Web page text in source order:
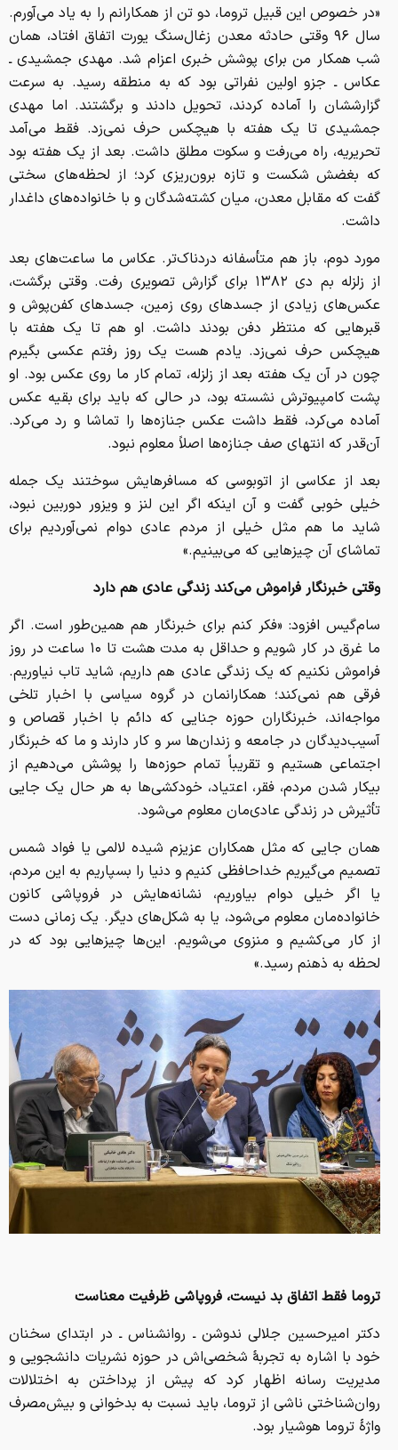
«در خصوص این قبیل تروما، دو تن از همکارانم را به یاد می‌آورم.
سال ۹۶ وقتی حادثه معدن زغال‌سنگ یورت اتفاق افتاد، همان
شب همکار من برای پوشش خبری اعزام شد. مهدی جمشیدی ـ
عکاس ـ جزو اولین نفراتی بود که به منطقه رسید. به سرعت
گزارششان را آماده کردند، تحویل دادند و برگشتند. اما مهدی
جمشیدی تا یک هفته با هیچکس حرف نمی‌زد. فقط می‌آمد
تحریریه، راه می‌رفت و سکوت مطلق داشت. بعد از یک هفته بود
که بغضش شکست و تازه برون‌ریزی کرد؛ از لحظه‌های سختی
گفت که مقابل معدن، میان کشته‌شدگان و با خانواده‌های داغدار
داشت.
مورد دوم، باز هم متأسفانه دردناک‌تر. عکاس ما ساعت‌های بعد
از زلزله بم دی ۱۳۸۲ برای گزارش تصویری رفت. وقتی برگشت،
عکس‌های زیادی از جسدهای روی زمین، جسدهای کفن‌پوش و
قبرهایی که منتظر دفن بودند داشت. او هم تا یک هفته با
هیچکس حرف نمی‌زد. یادم هست یک روز رفتم عکسی بگیرم
چون در آن یک هفته بعد از زلزله، تمام کار ما روی عکس بود. او
پشت کامپیوترش نشسته بود، در حالی که باید برای بقیه عکس
آماده می‌کرد، فقط داشت عکس جنازه‌ها را تماشا و رد می‌کرد.
آن‌قدر که انتهای صف جنازه‌ها اصلاً معلوم نبود.
بعد از عکاسی از اتوبوسی که مسافرهایش سوختند یک جمله
خیلی خوبی گفت و آن اینکه اگر این لنز و ویزور دوربین نبود،
شاید ما هم مثل خیلی از مردم عادی دوام نمی‌آوردیم برای
تماشای آن چیزهایی که می‌بینیم.»
وقتی خبرنگار فراموش می‌کند زندگی عادی هم دارد
سام‌گیس افزود: «فکر کنم برای خبرنگار هم همین‌طور است. اگر
ما غرق در کار شویم و حداقل به مدت هشت تا ۱۰ ساعت در روز
فراموش نکنیم که یک زندگی عادی هم داریم، شاید تاب نیاوریم.
فرقی هم نمی‌کند؛ همکارانمان در گروه سیاسی با اخبار تلخی
مواجه‌اند، خبرنگاران حوزه جنایی که دائم با اخبار قصاص و
آسیب‌دیدگان در جامعه و زندان‌ها سر و کار دارند و ما که خبرنگار
اجتماعی هستیم و تقریباً تمام حوزه‌ها را پوشش می‌دهیم از
بیکار شدن مردم، فقر، اعتیاد، خودکشی‌ها به هر حال یک جایی
تأثیرش در زندگی عادی‌مان معلوم می‌شود.
همان جایی که مثل همکاران عزیزم شیده لالمی یا فواد شمس
تصمیم می‌گیریم خداحافظی کنیم و دنیا را بسپاریم به این مردم،
یا اگر خیلی دوام بیاوریم، نشانه‌هایش در فروپاشی کانون
خانواده‌مان معلوم می‌شود، یا به شکل‌های دیگر. یک زمانی دست
از کار می‌کشیم و منزوی می‌شویم. این‌ها چیزهایی بود که در
لحظه به ذهنم رسید.»
تروما فقط اتفاق بد نیست، فروپاشی ظرفیت معناست
دکتر امیرحسین جلالی ندوشن ـ روانشناس ـ در ابتدای سخنان
خود با اشاره به تجربهٔ شخصی‌اش در حوزه نشریات دانشجویی و
مدیریت رسانه اظهار کرد که پیش از پرداختن به اختلالات
روان‌شناختی ناشی از تروما، باید نسبت به بدخوانی و بیش‌مصرف
واژهٔ تروما هوشیار بود.